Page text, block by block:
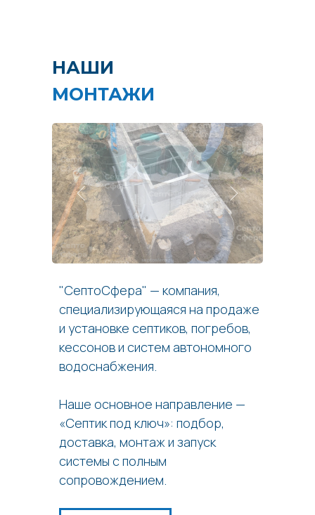
НАШИ
МОНТАЖИ
"СептоСфера" — компания,
специализирующаяся на продаже
и установке септиков, погребов,
кессонов и систем автономного
водоснабжения.
Наше основное направление —
«Септик под ключ»: подбор,
доставка, монтаж и запуск
системы с полным
сопровождением.